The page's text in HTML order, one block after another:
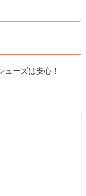
ーズは安心！